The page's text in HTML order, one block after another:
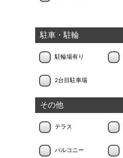
駐車・駐輪
駐輪場有り
2台目駐車場
その他
テラス
バルコニー